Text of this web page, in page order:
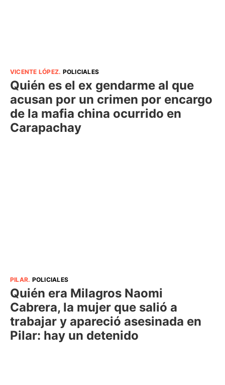
VICENTE LÓPEZ. POLICIALES
Quién es el ex gendarme al que
acusan por un crimen por encargo
de la mafia china ocurrido en
Carapachay
PILAR. POLICIALES
Quién era Milagros Naomi
Cabrera, la mujer que salió a
trabajar y apareció asesinada en
Pilar: hay un detenido